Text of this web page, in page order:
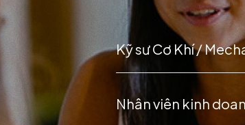
Kỹ sư Cơ Khí /
Nhân viên kinh